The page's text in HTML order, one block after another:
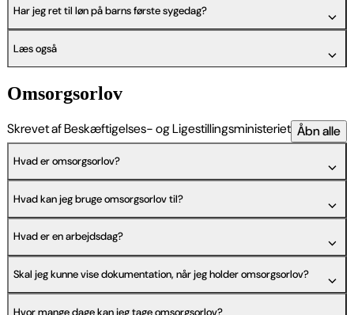
Har jeg ret til løn på barns første sygedag?
Læs også
Omsorgsorlov
Skrevet af Beskæftigelses- og Ligestillingsministeriet Åbn alle
Hvad er omsorgsorlov?
Hvad kan jeg bruge omsorgsorlov til?
Hvad er en arbejdsdag?
Skal jeg kunne vise dokumentation, når jeg holder omsorgsorlov?
Hvor mange dage kan jeg tage omsorgsorlov?